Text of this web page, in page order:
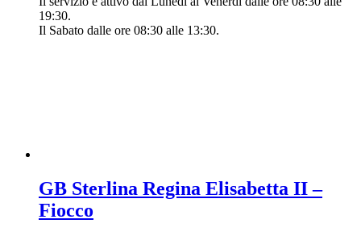
19:30.
Il Sabato dalle ore 08:30 alle 13:30.
GB Sterlina Regina Elisabetta II –
Fiocco